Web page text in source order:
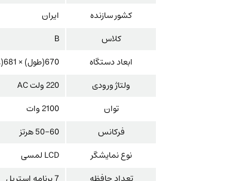
کشور سازنده
ایران
کلاس
B
ابعاد دستگاه
670(طول) × 681(عرض) × 497(ارتفاع) میلی متر
ولتاژ ورودی
220 ولت AC
توان
2100 وات
فرکانس
50-60 هرتز
نوع نمایشگر
LCD لمسی